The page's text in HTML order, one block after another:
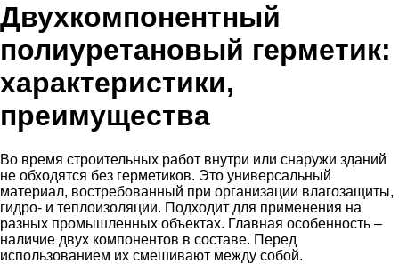
Двухкомпонентный
полиуретановый герметик:
характеристики,
преимущества
Во время строительных работ внутри или снаружи зданий
не обходятся без герметиков. Это универсальный
материал, востребованный при организации влагозащиты,
гидро- и теплоизоляции. Подходит для применения на
разных промышленных объектах. Главная особенность –
наличие двух компонентов в составе. Перед
использованием их смешивают между собой.